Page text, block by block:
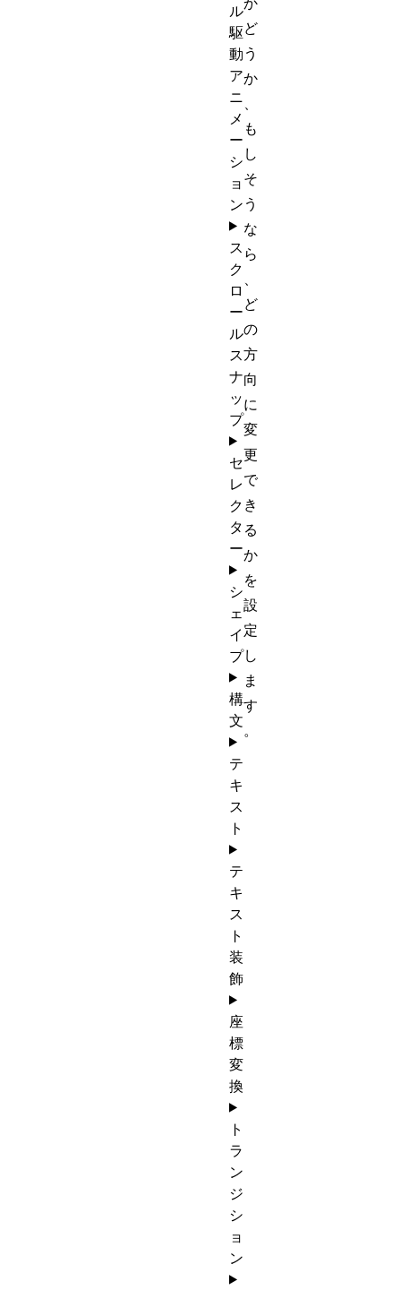
ど
う
か
、
も
し
そ
う
な
ら
、
ど
の
方
向
に
変
更
で
き
る
か
を
設
定
し
ま
す
。
ル
駆
動
ア
ニ
メ
ー
シ
ョ
ン
ス
ク
ロ
ー
ル
ス
ナ
ッ
プ
セ
レ
ク
タ
ー
シ
ェ
イ
プ
構
文
テ
キ
ス
ト
テ
キ
ス
ト
装
飾
座
標
変
換
ト
ラ
ン
ジ
シ
ョ
ン